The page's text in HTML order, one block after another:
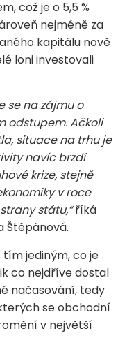
což je o 5,5 %
nejméně za
kapitálu nově
loni investovali
se na zájmu o
odstupem. Ačkoli
situace na trhu je
navíc brzdí
krize, stejně
v roce
státu,“říká
Štěpánová.
jediným, co je
co nejdříve dostal
načasování, tedy
se obchodní
v největší